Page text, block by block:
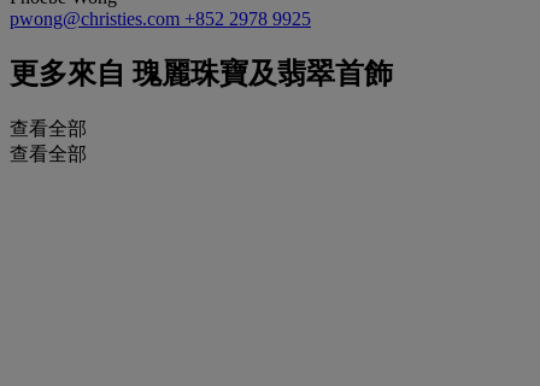
pwong@christies.com +852 2978 9925
更多來自 瑰麗珠寶及翡翠首飾
查看全部
查看全部